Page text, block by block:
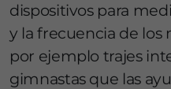
dispositivos para
y la frecuencia de los
por ejemplo trajes
gimnastas que las